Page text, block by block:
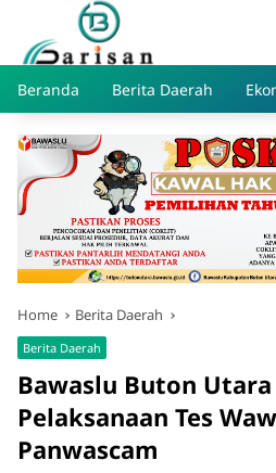
content
Beranda
Berita Daerah
Home Berita Daerah
Berita Daerah
Bawaslu Buton
Pelaksanaan Tes
Panwascam